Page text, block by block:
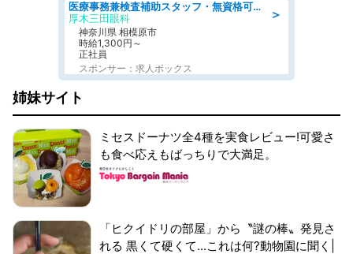
＞
医療事務兼検査補助スタッフ・無資格可の看護助手
厚木三田眼科
神奈川県 相模原市
時給1,300円～
正社員
スポンサー：求人ボックス
姉妹サイト
ミセスドーナツ全4種を実食レビュー!可愛さ
も食べ応えもばっちりで大満足。
「ヒクイドリの部屋」から〝謎の棒〟発見さ
れる 黒くて硬くて...これは何?動物園に聞く|